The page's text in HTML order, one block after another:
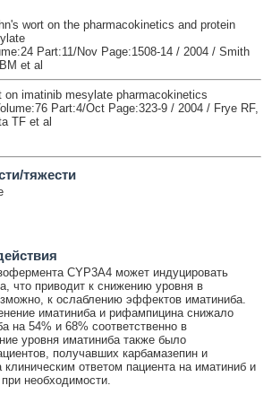
wort on the pharmacokinetics and protein
Part:11/Nov Page:1508-14 / 2004 / Smith
et al
on imatinib mesylate pharmacokinetics
Part:4/Oct Page:323-9 / 2004 / Frye RF,
TF et al
тяжести
CYP3A4 может индуцировать
что приводит к снижению уровня в
к ослаблению эффектов иматиниба.
иматиниба и рифампицина снижало
на 54% и 68% соответственно в
уровня иматиниба также было
получавших карбамазепин и
ответом пациента на иматиниб и
необходимости.